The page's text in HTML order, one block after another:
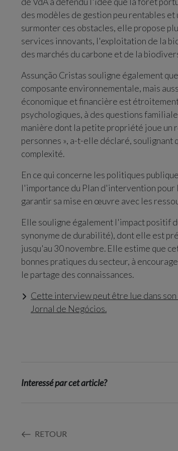
des modèles de gestion peu rentables
surmonter ces obstacles, elle propose
services innovants, l'exploitation de la
des marchés du carbone et de la
Assunção Cristas souligne également
composante environnementale, mais
économique et financière est
psychologiques, à des questions
manière dont la petite propriété joue un
personnes », a-t-elle déclaré,
complexité.
En ce qui concerne les politiques
l'importance du Plan d'intervention
garantir sa mise en œuvre avec les
Elle souligne également l'impact positif
synonyme de durabilité), dont elle est
jusqu'au 30 novembre. Elle estime que
bonnes pratiques du secteur, à
le partage des connaissances.
Cette interview peut être lue dans
Jornal de Negócios.
Interessé par cet article?
RETOUR